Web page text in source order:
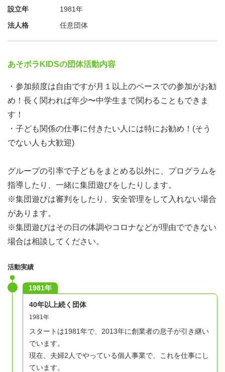
【参加団体】
『トムソーヤクラブ』
東京を拠点に夏休み、冬休み、春休みに山梨、長野などで
『子ども自然体験村』
新潟県を拠点に夏休み・冬休みに子どもキャンプ、スキー
キャンプなどを実施。
『あそボラkids』
催。
【説明会のプログラム】
①はじめに
子どもキャンプのボランティアって何をするの？
②各団体のご紹介
各団体の活動の様子や一緒に活動する仲間の雰囲気などを
お話しします。
はじめての方でもわかりやすく説明します！
③質問コーナー
３団体の話を聞くと、「ここの団体はこう言ってたけど、
設立年
1981年
法人格
任意団体
あそボラKIDSの団体活動内容
・参加頻度は自由ですが月１以上のペースでの参加がお勧
め！長く関われば年少〜中学生まで関わることもできま
す！
・子ども関係の仕事に付きたい人には特にお勧め！(そう
でない人も大歓迎)
グループの引率で子どもをまとめる以外に、プログラムを
指導したり、一緒に集団遊びをしたりします。
※集団遊びは審判をしたり、安全管理をして入れない場合
があります。
※集団遊びはその日の体調やコロナなどが理由でできない
場合は相談してください。
活動実績
1981年
40年以上続く団体
1981年
スタートは1981年で、2013年に創業者の息子が引き継い
でいます。
現在、夫婦2人でやっている個人事業で、これを仕事にし
ています。